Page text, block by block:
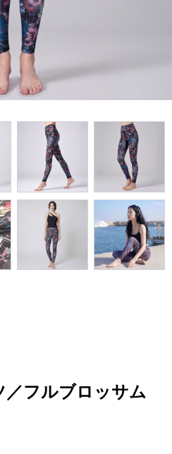
フルブロッサム